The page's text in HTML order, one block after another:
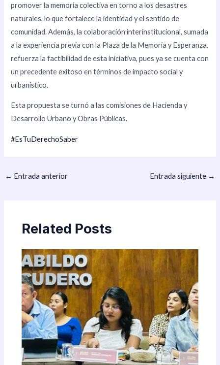
promover la memoria colectiva en torno a los desastres
naturales, lo que fortalece la identidad y el sentido de
comunidad. Además, la colaboración interinstitucional, sumada
a la experiencia previa con la Plaza de la Memoria y Esperanza,
refuerza la factibilidad de esta iniciativa, pues ya se cuenta con
un precedente exitoso en términos de impacto social y
urbanístico.
Esta propuesta se turnó a las comisiones de Hacienda y
Desarrollo Urbano y Obras Públicas.
#EsTuDerechoSaber
← Entrada anterior Entrada siguiente →
Related Posts